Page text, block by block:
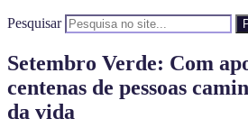
Pesquisar
Setembro Verde: Com
centenas de pessoas
da vida